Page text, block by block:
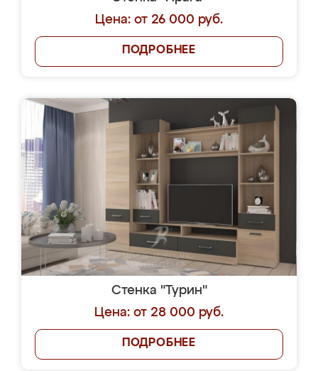
Цена: от 26 000 руб.
ПОДРОБНЕЕ
Стенка "Турин"
Цена: от 28 000 руб.
ПОДРОБНЕЕ